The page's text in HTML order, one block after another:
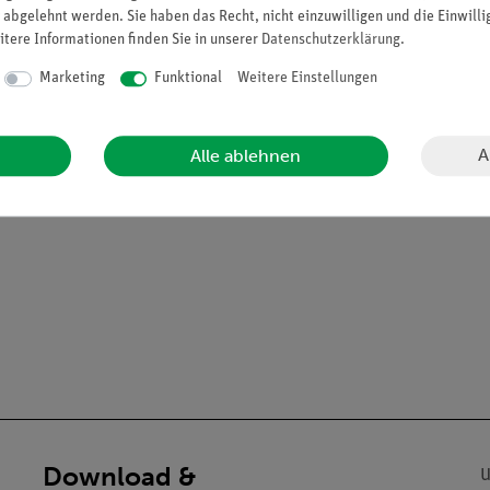
Baustein
von Bauteilen
Messingkontakte und puzzleartige Verzahnung der
Download &
werden. Sie haben das Recht, nicht einzuwilligen und die
Informationen finden Sie in unserer Daten­schutz­erklärung.
Marketing Funktional Weitere Einstellungen
Alle ablehnen